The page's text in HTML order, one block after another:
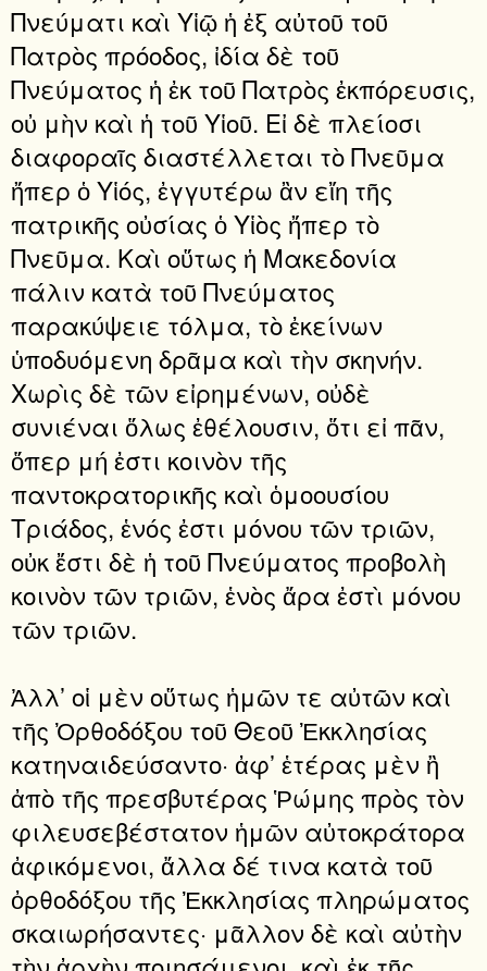
Πνεύματι καὶ Υἱῷ ἡ ἐξ αὐτοῦ τοῦ
Πατρὸς πρόοδος, ἰδία δὲ τοῦ
Πνεύματος ἡ ἐκ τοῦ Πατρὸς ἐκπόρευσις,
οὐ μὴν καὶ ἡ τοῦ Υἱοῦ. Εἰ δὲ πλείοσι
διαφοραῖς διαστέλλεται τὸ Πνεῦμα
ἤπερ ὁ Υἱός, ἐγγυτέρω ἂν εἴη τῆς
πατρικῆς οὐσίας ὁ Υἱὸς ἤπερ τὸ
Πνεῦμα. Καὶ οὕτως ἡ Μακεδονία
πάλιν κατὰ τοῦ Πνεύματος
παρακύψειε τόλμα, τὸ ἐκείνων
ὑποδυόμενη δρᾶμα καὶ τὴν σκηνήν.
Χωρὶς δὲ τῶν εἰρημένων, οὐδὲ
συνιέναι ὅλως ἐθέλουσιν, ὅτι εἰ πᾶν,
ὅπερ μή ἐστι κοινὸν τῆς
παντοκρατορικῆς καὶ ὁμοουσίου
Τριάδος, ἑνός ἐστι μόνου τῶν τριῶν,
οὐκ ἔστι δὲ ἡ τοῦ Πνεύματος προβολὴ
κοινὸν τῶν τριῶν, ἑνὸς ἄρα ἐστὶ μόνου
τῶν τριῶν.
Ἀλλ’ οἱ μὲν οὕτως ἡμῶν τε αὐτῶν καὶ
τῆς Ὀρθοδόξου τοῦ Θεοῦ Ἐκκλησίας
κατηναιδεύσαντο· ἀφ’ ἑτέρας μὲν ἢ
ἀπὸ τῆς πρεσβυτέρας Ῥώμης πρὸς τὸν
φιλευσεβέστατον ἡμῶν αὐτο­κράτορα
ἀφικόμενοι, ἄλλα δέ τινα κατὰ τοῦ
ὀρθοδόξου τῆς Ἐκκλησίας πληρώματος
σκαιωρήσαντες· μᾶλλον δὲ καὶ αὐτὴν